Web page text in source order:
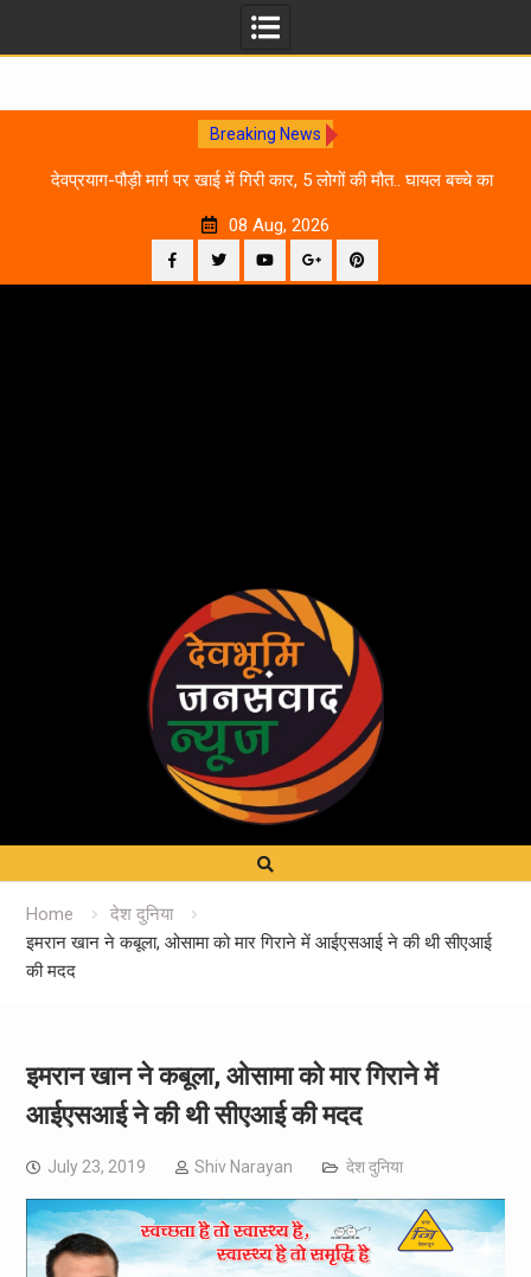
Breaking News
देवप्रयाग-पौड़ी मार्ग पर खाई में गिरी कार, 5 लोगों की मौत.. घायल बच्चे का
08 Aug, 2026
Home
देश दुनिया
इमरान खान ने कबूला, ओसामा को मार गिराने में आईएसआई ने की थी सीएआई
की मदद
इमरान खान ने कबूला, ओसामा को मार गिराने में
आईएसआई ने की थी सीएआई की मदद
July 23, 2019 Shiv Narayan देश दुनिया